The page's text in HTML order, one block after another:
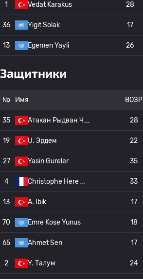
1 Vedat Karakus 28
36 Yigit Solak 17
13 Egemen Yayli 26
Защитники
№ Имя ВОЗР
35 Атакан Рыдван Ч 28
19 U. Эрдем 22
27 Yasin Gureler 35
4 Christophe Here 33
13 A. Ibik 17
70 Emre Kose Yunus 18
65 Ahmet Sen 17
2 Y. Талум 24